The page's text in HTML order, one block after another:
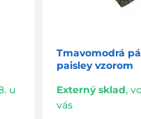
u
Tmavomodrá
paisley vzorom
Externý sklad,
vás